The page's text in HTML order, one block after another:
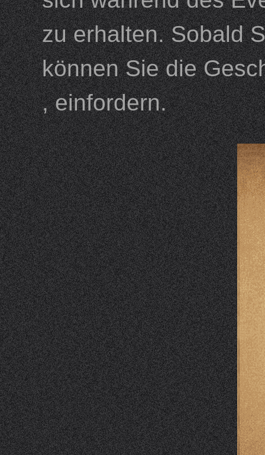
zu erhalten. Sobald
können Sie die
, einfordern.